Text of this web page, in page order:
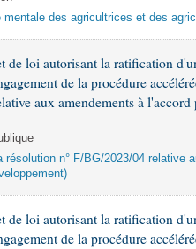
des agricultrices et des
de loi autorisant la ratification
de la procédure
aux amendements à
résolution n° F/BG/2023/04 relative
de loi autorisant la ratification
de la procédure